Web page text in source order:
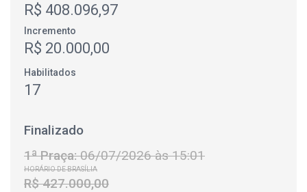
R$ 408.096,97
Incremento
R$ 20.000,00
Habilitados
17
Finalizado
1ª Praça:06/07/2026 às 15:01
HORÁRIO DE BRASÍLIA
R$ 427.000,00